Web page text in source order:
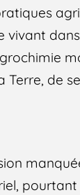
vivant
de